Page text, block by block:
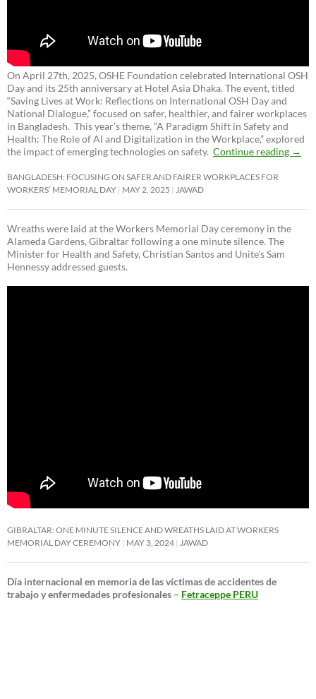
On April 27th, 2025, OSHE Foundation celebrated International OSH
Day and its 25th anniversary at Hotel Asia Dhaka. The event, titled
“Saving Lives at Work: Reflections on International OSH Day and
National Dialogue,”focused on safer, healthier, and fairer workplaces
in Bangladesh. This year’s theme, “A Paradigm Shift in Safety and
Health: The Role of AI and Digitalization in the Workplace,” explored
the impact of emerging technologies on safety. Continue reading →
BANGLADESH: FOCUSING ON SAFER AND FAIRER WORKPLACES FOR
WORKERS’ MEMORIAL DAY MAY 2, 2025 JAWAD
Wreaths were laid at the Workers Memorial Day ceremony in the
Alameda Gardens, Gibraltar following a one minute silence. The
Minister for Health and Safety, Christian Santos and Unite’s Sam
Hennessy addressed guests.
GIBRALTAR: ONE MINUTE SILENCE AND WREATHS LAID AT WORKERS
MEMORIAL DAY CEREMONY MAY 3, 2024 JAWAD
Día internacional en memoria de las víctimas de accidentes de
trabajo y enfermedades profesionales – Fetraceppe PERU